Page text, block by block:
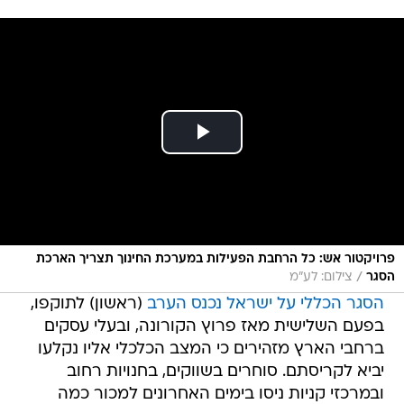
פרויקטור אש: כל הרחבת הפעילות במערכת החינוך תצריך הארכת
הסגר / צילום: לע"מ
הסגר הכללי על ישראל נכנס הערב (ראשון) לתוקפו,
בפעם השלישית מאז פרוץ הקורונה, ובעלי עסקים
ברחבי הארץ מזהירים כי המצב הכלכלי אליו נקלעו
יביא לקריסתם. סוחרים בשווקים, בחנויות רחוב
ובמרכזי קניות ניסו בימים האחרונים למכור כמה